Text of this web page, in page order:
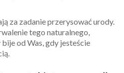
za zadanie przerysować urody.
tego naturalnego,
od Was, gdy jesteście